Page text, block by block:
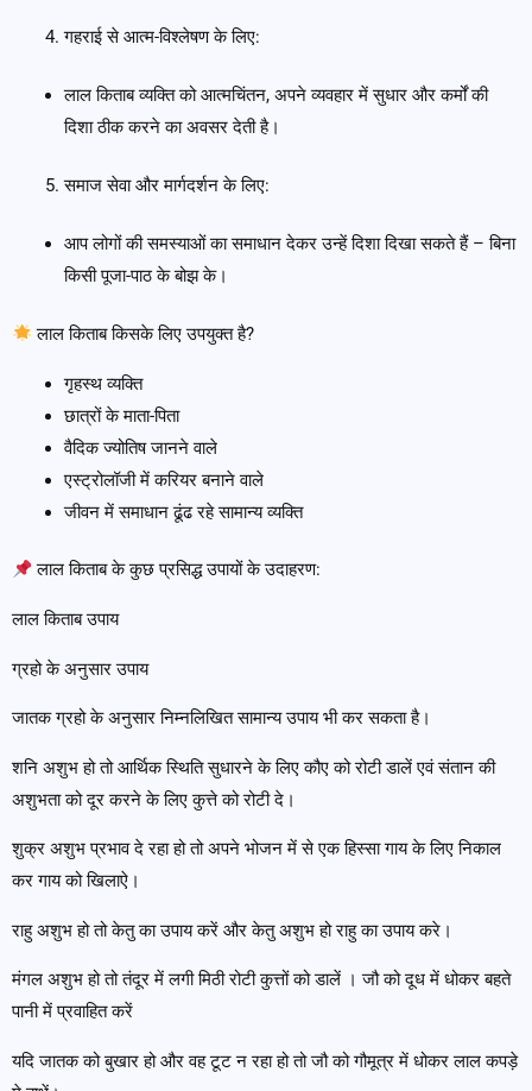
गहराई से आत्म-विश्लेषण के लिए:
लाल किताब व्यक्ति को आत्मचिंतन, अपने व्यवहार में सुधार और कर्मों की
दिशा ठीक करने का अवसर देती है।
समाज सेवा और मार्गदर्शन के लिए:
आप लोगों की समस्याओं का समाधान देकर उन्हें दिशा दिखा सकते हैं – बिना
किसी पूजा-पाठ के बोझ के।
लाल किताब किसके लिए उपयुक्त है?
गृहस्थ व्यक्ति
छात्रों के माता-पिता
वैदिक ज्योतिष जानने वाले
एस्ट्रोलॉजी में करियर बनाने वाले
जीवन में समाधान ढूंढ रहे सामान्य व्यक्ति
लाल किताब के कुछ प्रसिद्ध उपायों के उदाहरण:
लाल किताब उपाय
ग्रहो के अनुसार उपाय
जातक ग्रहो के अनुसार निम्नलिखित सामान्य उपाय भी कर सकता है।
शनि अशुभ हो तो आर्थिक स्थिति सुधारने के लिए कौए को रोटी डालें एवं संतान की
अशुभता को दूर करने के लिए कुत्ते को रोटी दे।
शुक्र अशुभ प्रभाव दे रहा हो तो अपने भोजन में से एक हिस्सा गाय के लिए निकाल
कर गाय को खिलाऐ।
राहु अशुभ हो तो केतु का उपाय करें और केतु अशुभ हो राहु का उपाय करे।
मंगल अशुभ हो तो तंदूर में लगी मिठी रोटी कुत्तों को डालें । जौ को दूध में धोकर बहते
पानी में प्रवाहित करें
यदि जातक को बुखार हो और वह टूट न रहा हो तो जौ को गौमूत्र में धोकर लाल कपड़े